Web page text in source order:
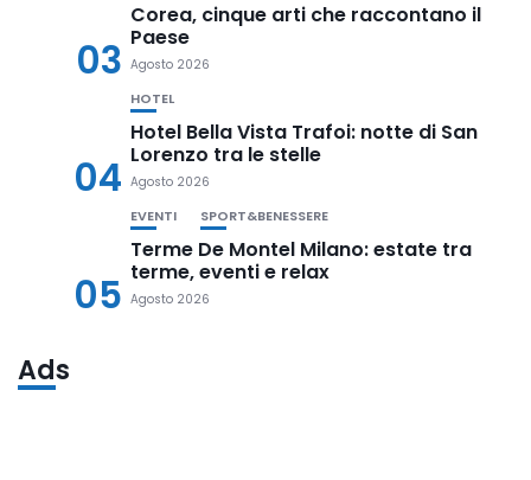
03
Corea, cinque arti che raccontano il
Paese
Agosto 2026
04
HOTEL
Hotel Bella Vista Trafoi: notte di San
Lorenzo tra le stelle
Agosto 2026
05
EVENTI SPORT&BENESSERE
Terme De Montel Milano: estate tra
terme, eventi e relax
Agosto 2026
Ads